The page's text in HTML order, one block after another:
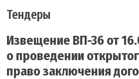
Тендеры
Извещение ВП-36 от
о проведении
право заключения